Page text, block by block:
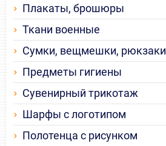
Плакаты, брошюры
Ткани военные
Сумки, вещмешки, рюкзаки
Предметы гигиены
Сувенирный трикотаж
Шарфы с логотипом
Полотенца с рисунком